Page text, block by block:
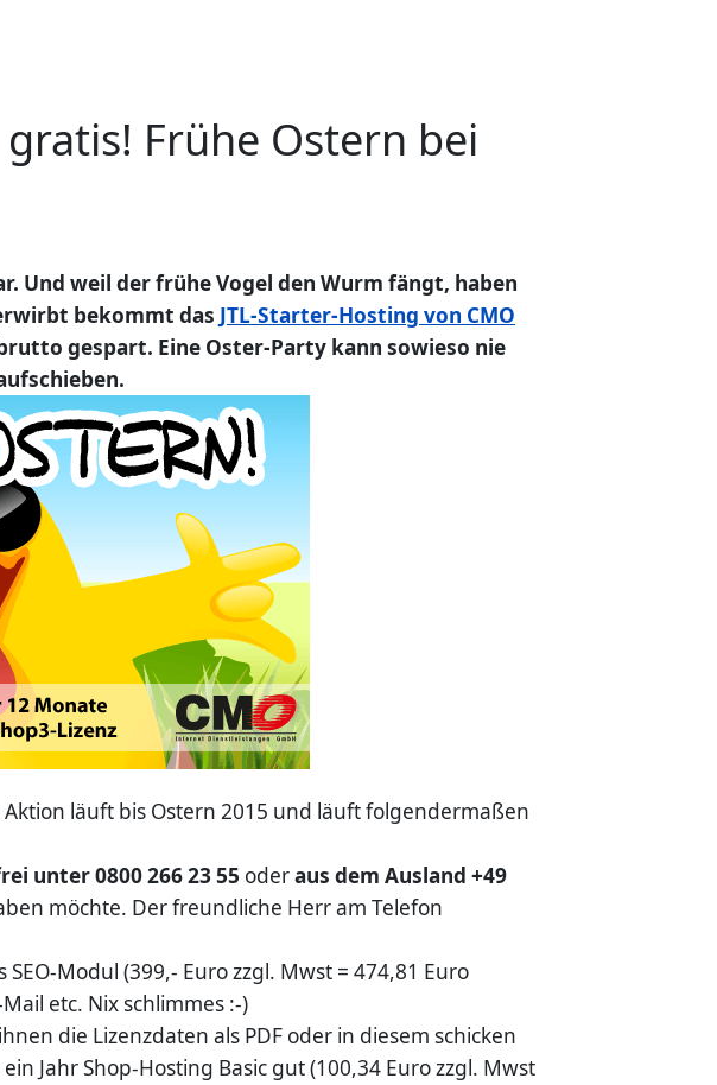
gratis! Frühe Ostern bei
Und weil der frühe Vogel den Wurm fängt, haben
bekommt das JTL-Starter-Hosting von CMO
gespart. Eine Oster-Party kann sowieso nie
läuft bis Ostern 2015 und läuft folgendermaßen
unter 0800 266 23 55 oderaus dem Ausland +49
möchte. Der freundliche Herr am Telefon
Modul (399,- Euro zzgl. Mwst = 474,81 Euro
etc. Nix schlimmes :-)
die Lizenzdaten als PDF oder in diesem schicken
Jahr Shop-Hosting Basic gut (100,34 Euro zzgl. Mwst